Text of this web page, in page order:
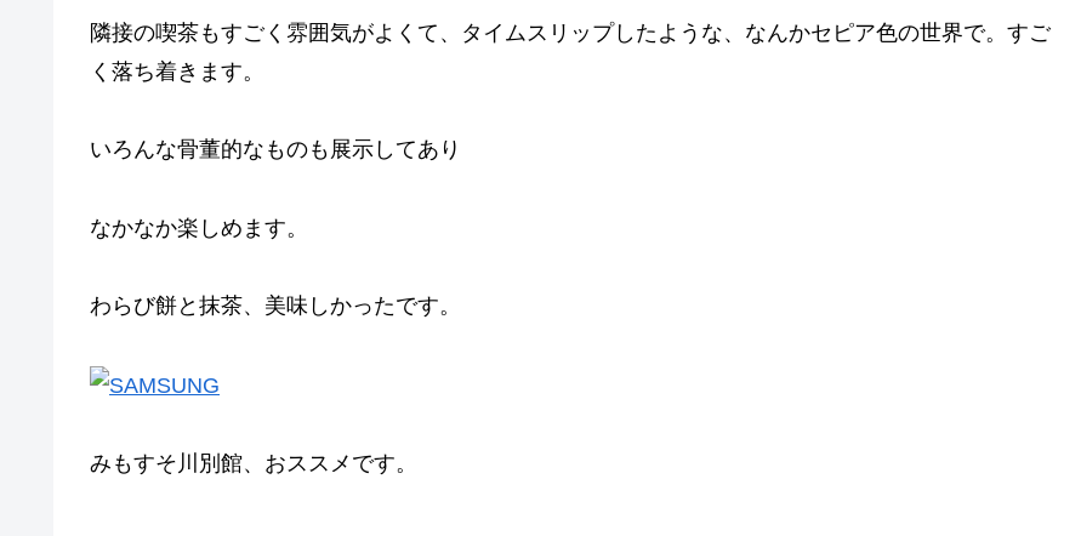
隣接の喫茶もすごく雰囲気がよくて、タイムスリップしたような、なんかセピア色の世界で。すご
く落ち着きます。
いろんな骨董的なものも展示してあり
なかなか楽しめます。
わらび餅と抹茶、美味しかったです。
みもすそ川別館、おススメです。